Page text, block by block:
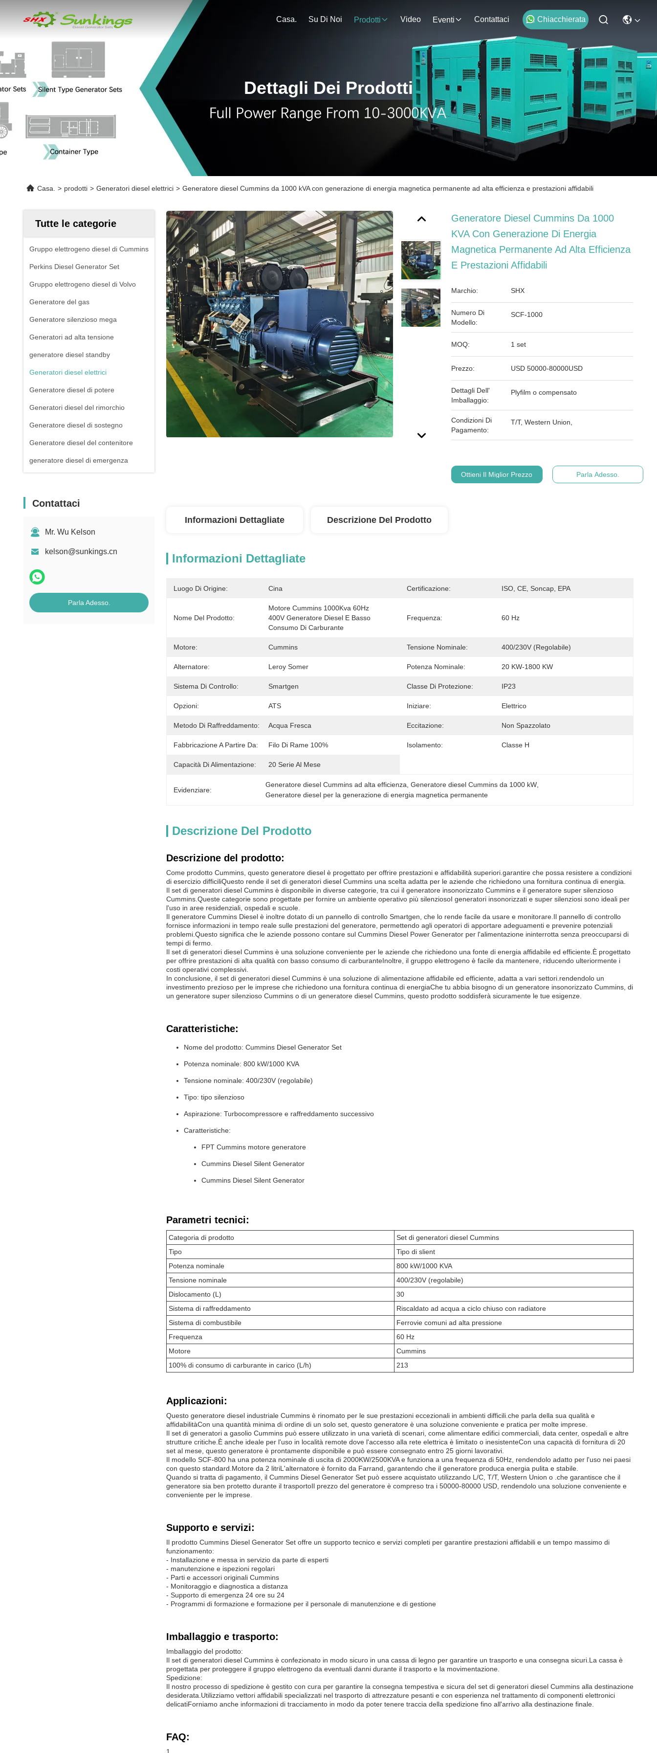
Casa. Su Di Noi Prodotti Video Eventi Contattaci Chiacchierata
Dettagli Dei Prodotti
Casa. > prodotti > Generatori diesel elettrici > Generatore diesel Cummins da 1000 kVA con generazione di energia magnetica permanente ad alta efficienza e prestazioni affidabili
Tutte le categorie
Gruppo elettrogeno diesel di Cummins
Perkins Diesel Generator Set
Gruppo elettrogeno diesel di Volvo
Generatore del gas
Generatore silenzioso mega
Generatori ad alta tensione
generatore diesel standby
Generatori diesel elettrici
Generatore diesel di potere
Generatori diesel del rimorchio
Generatore diesel di sostegno
Generatore diesel del contenitore
generatore diesel di emergenza
Contattaci
Mr. Wu Kelson
kelson@sunkings.cn
Parla Adesso.
Generatore Diesel Cummins Da 1000
KVA Con Generazione Di Energia
Magnetica Permanente Ad Alta Efficienza
E Prestazioni Affidabili
Marchio: SHX
Numero Di
Modello:
SCF-1000
MOQ: 1 set
Prezzo: USD 50000-80000USD
Dettagli Dell'
Imballaggio:
Plyfilm o compensato
Condizioni Di
Pagamento:
T/T, Western Union,
Ottieni Il Miglior Prezzo Parla Adesso.
Informazioni Dettagliate Descrizione Del Prodotto
Informazioni Dettagliate
Luogo Di Origine: Cina Certificazione: ISO, CE, Soncap, EPA
Nome Del Prodotto:
Motore Cummins 1000Kva 60Hz
400V Generatore Diesel E Basso
Consumo Di Carburante
Frequenza: 60 Hz
Motore: Cummins Tensione Nominale: 400/230V (regolabile)
Alternatore: Leroy Somer Potenza Nominale: 20 KW-1800 KW
Sistema Di Controllo: Smartgen Classe Di Protezione: IP23
Opzioni: ATS Iniziare: Elettrico
Metodo Di Raffreddamento: Acqua Fresca Eccitazione: Non Spazzolato
Fabbricazione A Partire Da: Filo Di Rame 100% Isolamento: Classe H
Capacità Di Alimentazione: 20 Serie Al Mese
Evidenziare:
Generatore diesel Cummins ad alta efficienza , Generatore diesel Cummins da 1000 kW
Generatore diesel per la generazione di energia magnetica permanente
Descrizione Del Prodotto
Descrizione del prodotto:
Come prodotto Cummins, questo generatore diesel è progettato per offrire prestazioni e affidabilità superiori.garantire che possa resistere a condizioni
di esercizio difficiliQuesto rende il set di generatori diesel Cummins una scelta adatta per le aziende che richiedono una fornitura continua di energia.
Il set di generatori diesel Cummins è disponibile in diverse categorie, tra cui il generatore insonorizzato Cummins e il generatore super silenzioso
Cummins.Queste categorie sono progettate per fornire un ambiente operativo più silenziosoI generatori insonorizzati e super silenziosi sono ideali per
l'uso in aree residenziali, ospedali e scuole.
Il generatore Cummins Diesel è inoltre dotato di un pannello di controllo Smartgen, che lo rende facile da usare e monitorare.Il pannello di controllo
fornisce informazioni in tempo reale sulle prestazioni del generatore, permettendo agli operatori di apportare adeguamenti e prevenire potenziali
problemi.Questo significa che le aziende possono contare sul Cummins Diesel Power Generator per l'alimentazione ininterrotta senza preoccuparsi di
tempi di fermo.
Il set di generatori diesel Cummins è una soluzione conveniente per le aziende che richiedono una fonte di energia affidabile ed efficiente.È progettato
per offrire prestazioni di alta qualità con basso consumo di carburanteInoltre, il gruppo elettrogeno è facile da mantenere, riducendo ulteriormente i
costi operativi complessivi.
In conclusione, il set di generatori diesel Cummins è una soluzione di alimentazione affidabile ed efficiente, adatta a vari settori.rendendolo un
investimento prezioso per le imprese che richiedono una fornitura continua di energiaChe tu abbia bisogno di un generatore insonorizzato Cummins, di
un generatore super silenzioso Cummins o di un generatore diesel Cummins, questo prodotto soddisferà sicuramente le tue esigenze.
Caratteristiche:
Nome del prodotto: Cummins Diesel Generator Set
Potenza nominale: 800 kW/1000 KVA
Tensione nominale: 400/230V (regolabile)
Tipo: tipo silenzioso
Aspirazione: Turbocompressore e raffreddamento successivo
Caratteristiche:
FPT Cummins motore generatore
Cummins Diesel Silent Generator
Cummins Diesel Silent Generator
Parametri tecnici:
Categoria di prodotto
Set di generatori diesel Cummins
Tipo
Tipo di slient
Potenza nominale
800 kW/1000 KVA
Tensione nominale
400/230V (regolabile)
Dislocamento (L)
30
Sistema di raffreddamento
Riscaldato ad acqua a ciclo chiuso con radiatore
Sistema di combustibile
Ferrovie comuni ad alta pressione
Frequenza
60 Hz
Motore
Cummins
100% di consumo di carburante in carico (L/h)
213
Applicazioni:
Questo generatore diesel industriale Cummins è rinomato per le sue prestazioni eccezionali in ambienti difficili.che parla della sua qualità e
affidabilitàCon una quantità minima di ordine di un solo set, questo generatore è una soluzione conveniente e pratica per molte imprese.
Il set di generatori a gasolio Cummins può essere utilizzato in una varietà di scenari, come alimentare edifici commerciali, data center, ospedali e altre
strutture critiche.È anche ideale per l'uso in località remote dove l'accesso alla rete elettrica è limitato o inesistenteCon una capacità di fornitura di 20
set al mese, questo generatore è prontamente disponibile e può essere consegnato entro 25 giorni lavorativi.
Il modello SCF-800 ha una potenza nominale di uscita di 2000KW/2500KVA e funziona a una frequenza di 50Hz, rendendolo adatto per l'uso nei paesi
con questo standard.Motore da 2 litriL'alternatore è fornito da Farrand, garantendo che il generatore produca energia pulita e stabile.
Quando si tratta di pagamento, il Cummins Diesel Generator Set può essere acquistato utilizzando L/C, T/T, Western Union o .che garantisce che il
generatore sia ben protetto durante il trasportoIl prezzo del generatore è compreso tra i 50000-80000 USD, rendendolo una soluzione conveniente e
conveniente per le imprese.
Supporto e servizi:
Il prodotto Cummins Diesel Generator Set offre un supporto tecnico e servizi completi per garantire prestazioni affidabili e un tempo massimo di
funzionamento:
- Installazione e messa in servizio da parte di esperti
- manutenzione e ispezioni regolari
- Parti e accessori originali Cummins
- Monitoraggio e diagnostica a distanza
- Supporto di emergenza 24 ore su 24
- Programmi di formazione e formazione per il personale di manutenzione e di gestione
Imballaggio e trasporto:
Imballaggio del prodotto:
Il set di generatori diesel Cummins è confezionato in modo sicuro in una cassa di legno per garantire un trasporto e una consegna sicuri.La cassa è
progettata per proteggere il gruppo elettrogeno da eventuali danni durante il trasporto e la movimentazione.
Spedizione:
Il nostro processo di spedizione è gestito con cura per garantire la consegna tempestiva e sicura del set di generatori diesel Cummins alla destinazione
desiderata.Utilizziamo vettori affidabili specializzati nel trasporto di attrezzature pesanti e con esperienza nel trattamento di componenti elettronici
delicatiForniamo anche informazioni di tracciamento in modo da poter tenere traccia della spedizione fino all'arrivo alla destinazione finale.
FAQ: